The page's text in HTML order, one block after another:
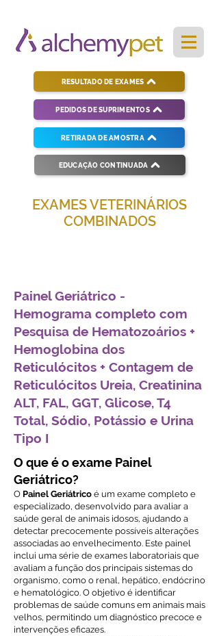
PEDIDOS DE SUPRIMENTOS
RESULTADO DE EXAMES
RETIRADA DE AMOSTRA
EDUCAÇÃO CONTINUADA
EXAMES VETERINÁRIOS
COMBINADOS
Painel Geriátrico -
Hemograma completo com
Pesquisa de Hematozoários +
Hemoglobina dos
Reticulócitos + Contagem de
Reticulócitos Ureia, Creatinina
ALT, FAL, GGT, Glicose, T4
Total, Sódio, Potássio e Urina
Tipo I
O que é o exame Painel
Geriátrico?
O Painel Geriátrico é um exame completo e
especializado, desenvolvido para avaliar a
saúde geral de animais idosos, ajudando a
detectar precocemente possíveis alterações
associadas ao envelhecimento. Este painel
inclui uma série de exames laboratoriais que
avaliam a função dos principais sistemas do
organismo, como o renal, hepático, endócrino
e hematológico. O objetivo é identificar
problemas de saúde comuns em animais mais
velhos, permitindo um diagnóstico precoce e
intervenções eficazes.